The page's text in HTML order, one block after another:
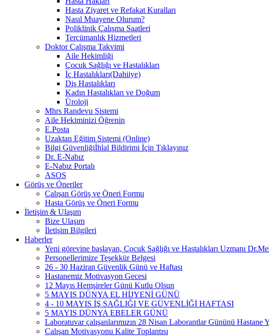
Hasta Ziyaret ve Refakat Kuralları
Nasıl Muayene Olurum?
Poliklinik Çalışma Saatleri
Tercümanlık Hizmetleri
Doktor Çalışma Takvimi
Aile Hekimliği
Çocuk Sağlığı ve Hastalıkları
İç Hastalıkları(Dahiiye)
Diş Hastalıkları
Kadın Hastalıkları ve Doğum
Üroloji
Mhrs Randevu Sistemi
Aile Hekiminizi Öğrenin
E.Posta
Uzaktan Eğitim Sistemi (Online)
Bilgi Güvenliğiİhlal Bildirimi İçin Tıklayınız
Dr. E-Nabız
E-Nabız Portalı
ASOS
Görüş ve Öneriler
Çalışan Görüş ve Öneri Formu
Hasta Görüş ve Öneri Formu
İletişim & Ulaşım
Bize Ulaşım
İletişim Bilgileri
Haberler
Yeni görevine başlayan, Çocuk Sağlığı ve Hastalıkları Uzmanı
Personellerimize Teşekkür Belgesi
26 - 30 Haziran Güvenlik Günü ve Haftası
Hastanemiz Motivasyon Gecesi
12 Mayıs Hemşireler Günü Kutlu Olsun
5 MAYIS DÜNYA EL HİJYENİ GÜNÜ
4 - 10 MAYIS İŞ SAĞLIĞI VE GÜVENLİĞİ HAFTASI
5 MAYIS DÜNYA EBELER GÜNÜ
Laboratuvar çalışanlarımızın 28 Nisan Laborantlar Gününü
Çalışan Motivasyonu Kalite Toplantısı